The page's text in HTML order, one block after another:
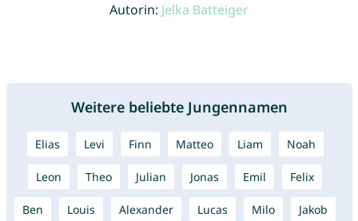
Autorin: Jelka Batteiger
Weitere beliebte Jungennamen
Elias Levi Finn Matteo Liam Noah
Leon Theo Julian Jonas Emil Felix
Ben Louis Alexander Lucas Milo Jakob